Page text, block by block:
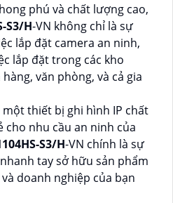
phú và chất lượng cao,
S3/H-VN không chỉ là sự
lắp đặt camera an ninh,
lắp đặt trong các kho
văn phòng, và cả gia
thiết bị ghi hình IP chất
cho nhu cầu an ninh của
S3/H-VN chính là sự
tay sở hữu sản phẩm
doanh nghiệp của bạn